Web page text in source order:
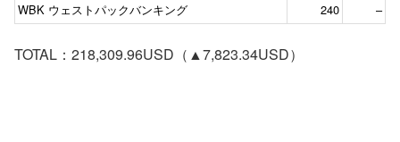
WBK ウェストパックバンキング
240 –
TOTAL：218,309.96USD（▲7,823.34USD）